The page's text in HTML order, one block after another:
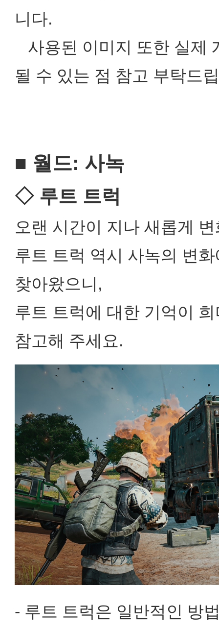
니다.
사용된 이미지 또한 실제
될 수 있는 점 참고 부탁드
■ 월드: 사녹
◇ 루트 트럭
오랜 시간이 지나 새롭게
루트 트럭 역시 사녹의 변
찾아왔으니,
루트 트럭에 대한 기억이
참고해 주세요.
- 루트 트럭은 일반적인 방